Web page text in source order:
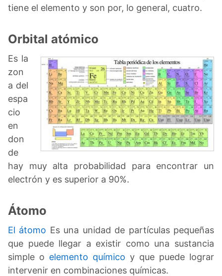
tiene el elemento y son por, lo general, cuatro.
Orbital atómico
Es la
zon
a del
espa
cio
en
don
de
hay muy alta probabilidad para encontrar un
electrón y es superior a 90%.
Átomo
El átomo Es una unidad de partículas pequeñas
que puede llegar a existir como una sustancia
simple o elemento químico y que puede lograr
intervenir en combinaciones químicas.